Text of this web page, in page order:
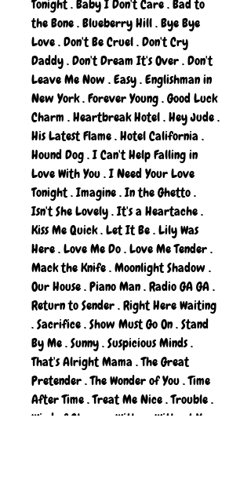
Tonight . Baby I Don't Care . Bad to
the Bone . Blueberry Hill . Bye Bye
Love . Don't Be Cruel . Don't Cry
Daddy . Don't Dream It's Over . Don't
Leave Me Now . Easy . Englishman in
New York . Forever Young . Good Luck
Charm . Heartbreak Hotel . Hey Jude .
His Latest Flame . Hotel California .
Hound Dog . I Can't Help Falling in
Love With You . I Need Your Love
Tonight . Imagine . In the Ghetto .
Isn't She Lovely . It's a Heartache .
Kiss Me Quick . Let It Be . Lily Was
Here . Love Me Do . Love Me Tender .
Mack the Knife . Moonlight Shadow .
Our House . Piano Man . Radio GA GA .
Return to Sender . Right Here Waiting
. Sacrifice . Show Must Go On . Stand
By Me . Sunny . Suspicious Minds .
That's Alright Mama . The Great
Pretender . The Wonder of You . Time
After Time . Treat Me Nice . Trouble .
Wind of Change . With or Without You .